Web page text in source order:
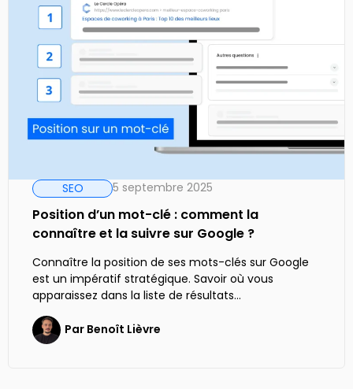
SEO 5 septembre 2025
Position d’un mot-clé : comment la
connaître et la suivre sur Google ?
Connaître la position de ses mots-clés sur Google
est un impératif stratégique. Savoir où vous
apparaissez dans la liste de résultats…
Par Benoît Lièvre